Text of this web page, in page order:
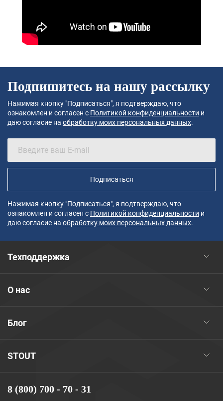
Подпишитесь на нашу рассылку
Нажимая кнопку "Подписаться", я подтверждаю, что
ознакомлен и согласен с Политикой конфиденциальности и
даю согласие на обработку моих персональных данных.
Подписаться
Нажимая кнопку "Подписаться", я подтверждаю, что
ознакомлен и согласен с Политикой конфиденциальности и
даю согласие на обработку моих персональных данных.
8 (800) 700 - 70 - 31
STOUT
Блог
О нас
Техподдержка